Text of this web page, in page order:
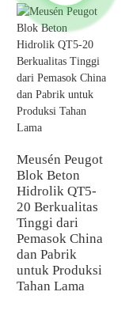
Meusén Peugot
Blok Beton
Hidrolik QT5-
20 Berkualitas
Tinggi dari
Pemasok China
dan Pabrik
untuk Produksi
Tahan Lama